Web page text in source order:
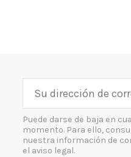
Puede darse de baja en
momento. Para ello,
nuestra información de
el aviso legal.